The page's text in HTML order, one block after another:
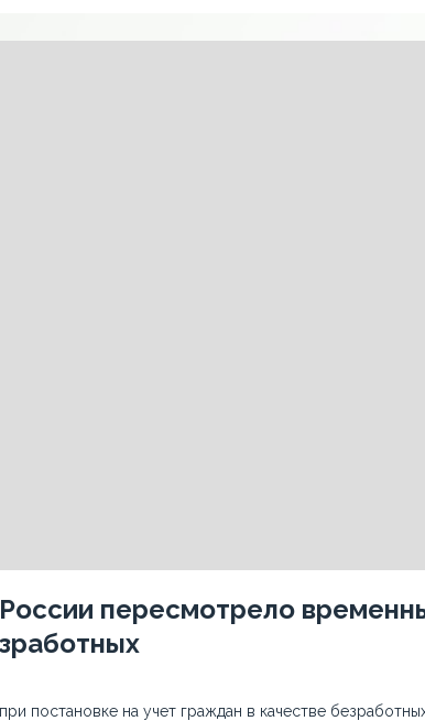
пересмотрело
постановке на учет граждан в качестве